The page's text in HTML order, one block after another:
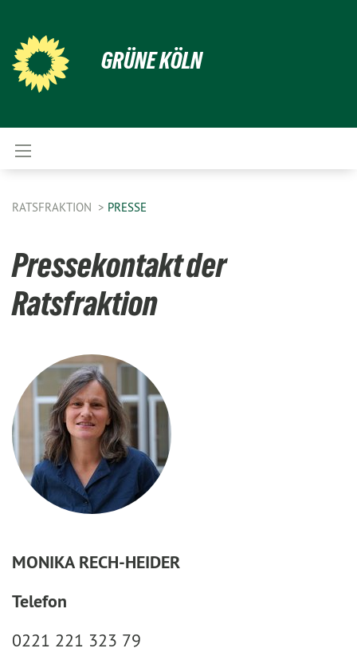
GRÜNE KÖLN
RATSFRAKTION PRESSE
Pressekontakt der
Ratsfraktion
MONIKA RECH-HEIDER
Telefon
0221 221 323 79